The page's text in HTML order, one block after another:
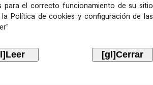
para el correcto funcionamiento de su sitio
Política de cookies y configuración de las